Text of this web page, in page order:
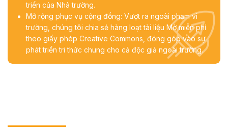
triển của Nhà trường.
Mở rộng phục vụ cộng đồng: Vượt ra ngoài phạm vi
trường, chúng tôi chia sẻ hàng loạt tài liệu Mở miễn phí
theo giấy phép Creative Commons, đóng góp vào sự
phát triển tri thức chung cho cả độc giả ngoài trường.